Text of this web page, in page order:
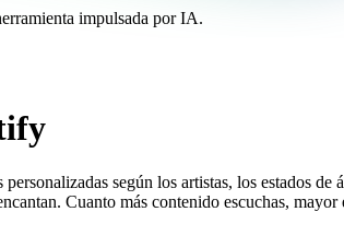
impulsada por IA.
según los artistas, los estados de
Cuanto más contenido escuchas, mayor